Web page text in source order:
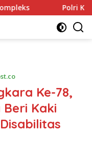
Polri Kerahkan 372
Ke-78,
Kaki